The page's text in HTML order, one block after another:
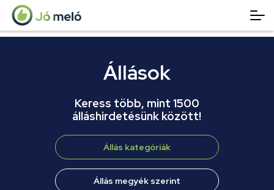
Állások
Keress több, mint 1500
álláshirdetésünk között!
Állás kategóriák
Állás megyék szerint